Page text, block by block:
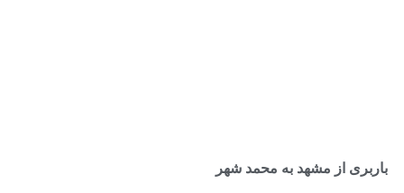
باربری از مشهد به محمد شهر